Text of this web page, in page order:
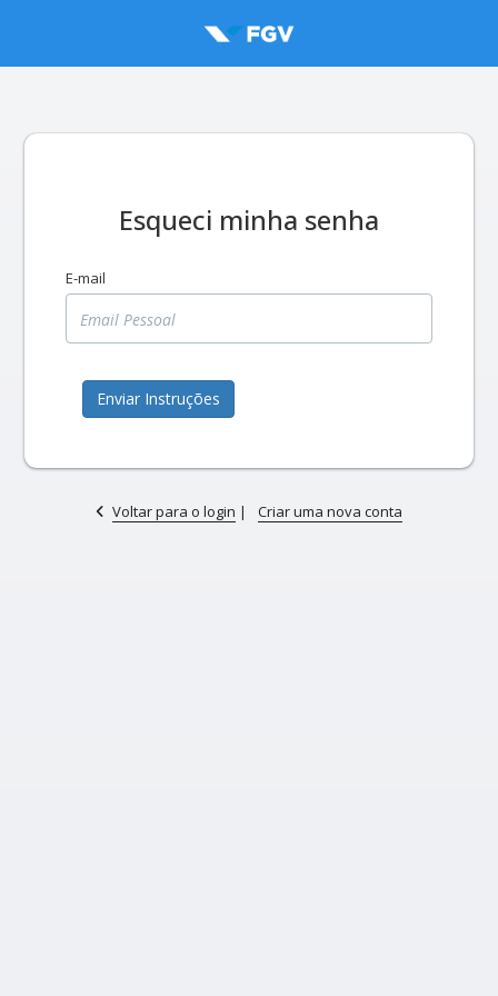
Esqueci minha senha
E-mail
Enviar Instruções
Voltar para o login | Criar uma nova conta